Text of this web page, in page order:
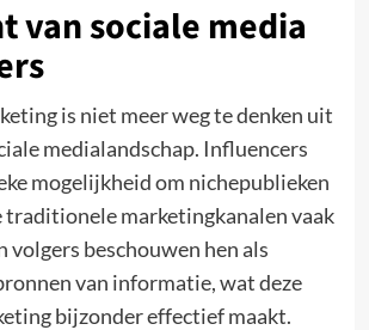
van sociale media
is niet meer weg te denken uit
medialandschap. Influencers
mogelijkheid om nichepublieken
traditionele marketingkanalen vaak
volgers beschouwen hen als
van informatie, wat deze
bijzonder effectief maakt.